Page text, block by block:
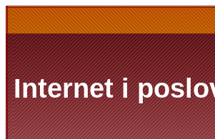
Internet i